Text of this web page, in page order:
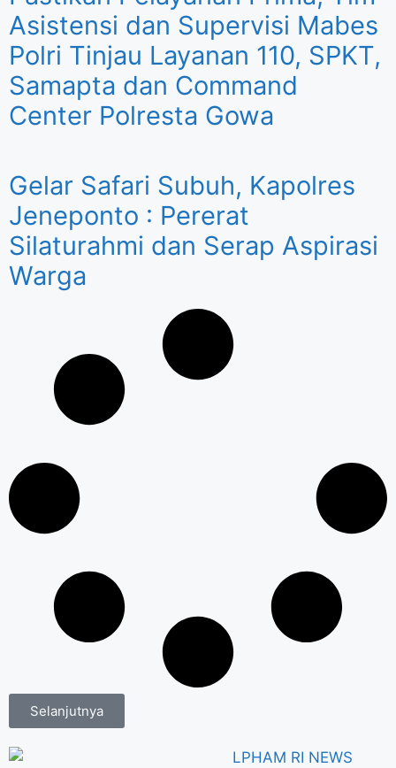
Asistensi dan Supervisi Mabes
Polri Tinjau Layanan 110, SPKT,
Samapta dan Command
Center Polresta Gowa
Gelar Safari Subuh, Kapolres
Jeneponto : Pererat
Silaturahmi dan Serap Aspirasi
Warga
Selanjutnya